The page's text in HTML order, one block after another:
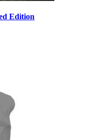
Edition